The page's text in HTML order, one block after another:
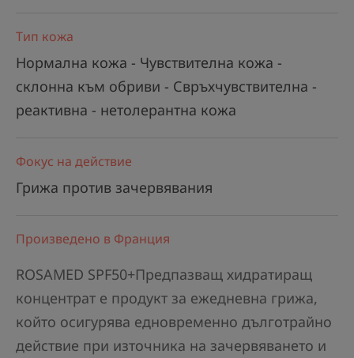
Тип кожа
Нормална кожа - Чувствителна кожа -
склонна към обриви - Свръхчувствителна -
реактивна - нетолерантна кожа
Фокус на действие
Грижа против зачервявания
Произведено в Франция
ROSAMED SPF50+Предпазващ хидратиращ
концентрат е продукт за ежедневна грижа,
който осигурява едновременно дълготрайно
действие при източника на зачервяването и